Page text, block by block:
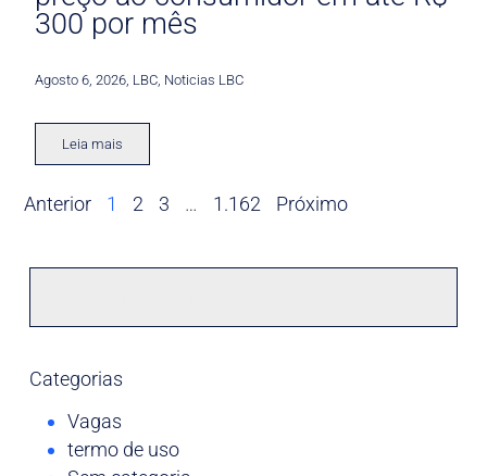
300 por mês
Agosto 6, 2026 LBC Noticias LBC
Leia mais
Anterior 1 2 3 … 1.162 Próximo
Categorias
Vagas
termo de uso